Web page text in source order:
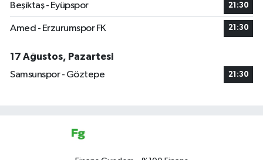
Beşiktaş - Eyüpspor 21:30
Amed - Erzurumspor FK 21:30
17 Ağustos, Pazartesi
Samsunspor - Göztepe
21:30